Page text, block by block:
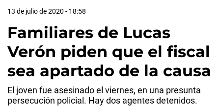
13 de julio de 2020 - 18:58
Familiares de Lucas
Verón piden que el fiscal
sea apartado de la causa
El joven fue asesinado el viernes, en una presunta
persecución policial. Hay dos agentes detenidos.